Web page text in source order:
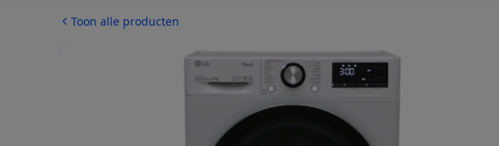
Toon alle producten